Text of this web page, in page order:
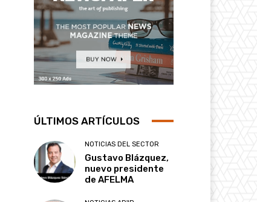
ÚLTIMOS ARTÍCULOS
NOTICIAS DEL SECTOR
Gustavo Blázquez,
nuevo presidente
de AFELMA